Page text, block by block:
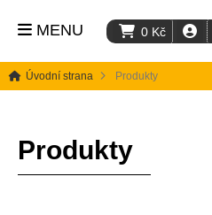
0 Kč
MENU
Úvodní strana Produkty
Produkty